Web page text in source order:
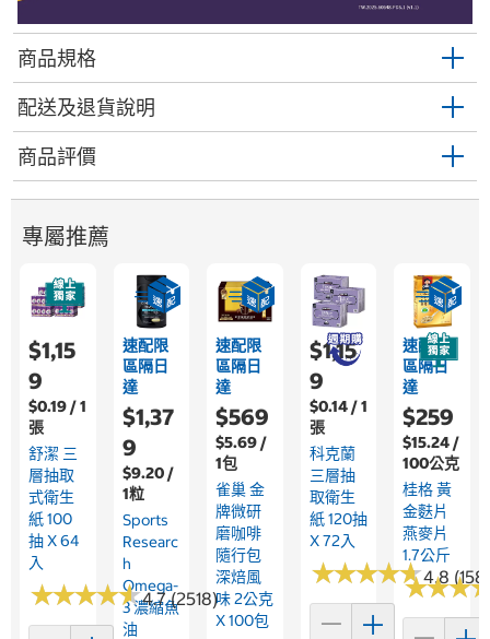
商品規格
配送及退貨說明
商品評價
專屬推薦
$1,15
9
$0.19 / 1
張
舒潔 三
層抽取
式衛生
紙 100
抽 X 64
入
★★★★★
★★★★★4.7 (2518)
速配限
區隔日
達
$1,37
9
$9.20 /
1粒
Sports
Researc
H
Omega-
3 濃縮魚
油
速配限
區隔日
達
$569
$5.69 /
1包
雀巢 金
牌微研
磨咖啡
隨行包
深焙風
味 2公克
X 100包
$1,15
9
$0.14 / 1
張
科克蘭
三層抽
取衛生
紙 120抽
X 72入
★★★★★
★★★★★4.8
速配限
區隔日
達
$259
$15.24 /
100公克
桂格 黃
金麩片
燕麥片
1.7公斤
★★★
★★★